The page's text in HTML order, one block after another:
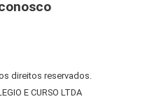
direitos reservados.
E CURSO LTDA